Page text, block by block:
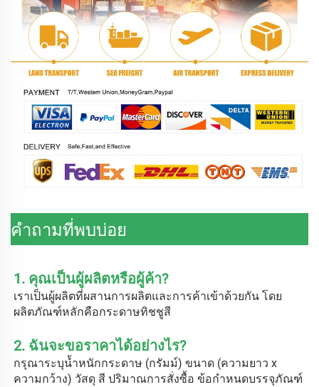
คำถามที่พบบ่อย
1. คุณเป็นผู้ผลิตหรือผู้ค้า?
เราเป็นผู้ผลิตที่ผสานการผลิตและการค้าเข้าด้วยกัน โดย
ผลิตภัณฑ์หลักคือกระดาษทิชชูสี
2. ฉันจะขอราคาได้อย่างไร?
กรุณาระบุน้ำหนักกระดาษ (กรัมม์) ขนาด (ความยาว x
ความกว้าง) วัสดุ สี ปริมาณการสั่งซื้อ ข้อกำหนดบรรจุภัณฑ์